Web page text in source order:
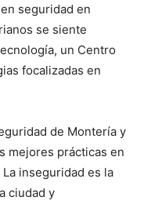
seguridad en
se siente
un Centro
focalizadas en
de Montería y
mejores prácticas en
inseguridad es la
ciudad y